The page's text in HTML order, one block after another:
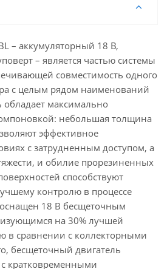
– аккумуляторный 18 В,
– является частью системы
совместимость одного
с целым рядом наименований
максимально
небольшая толщина
эффективное
с затрудненным доступом, а
и обилие прорезиненных
способствуют
контролю в процессе
18 В бесщеточным
на 30% лучшей
в сравнении с коллекторными
бесщеточный двигатель
с кратковременными